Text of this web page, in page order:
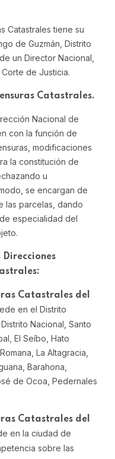
Catastrales tiene su
de Guzmán, Distrito
un Director Nacional,
de Justicia.
Catastrales.
Nacional de
con la función de
modificaciones
la constitución de
u
se encargan de
las parcelas, dando
especialidad del
Catastrales del
en el Distrito
Nacional, Santo
El Seíbo, Hato
La Altagracia,
Barahona,
de Ocoa, Pedernales
Catastrales del
en la ciudad de
sobre las